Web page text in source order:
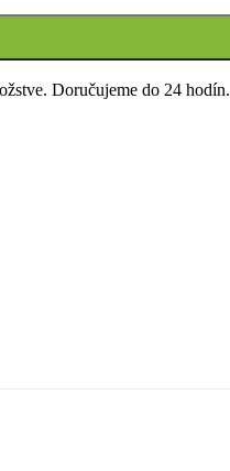
Doručujeme do 24 hodín.